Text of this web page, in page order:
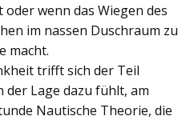
wenn das Wiegen des
im nassen Duschraum zu
macht.
trifft sich der Teil
der Lage dazu fühlt, am
Nautische Theorie, die